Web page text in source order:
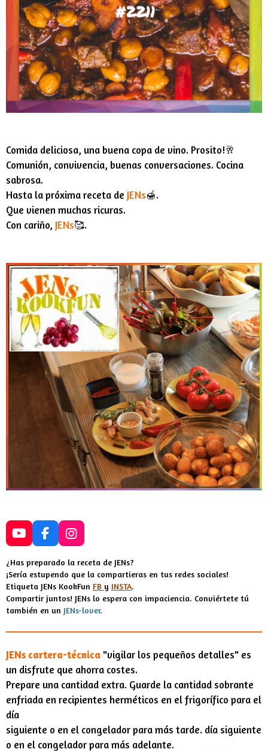
Comida deliciosa, una buena copa de vino. Prosito!🥂
Comunión, convivencia, buenas conversaciones. Cocina
sabrosa.
Hasta la próxima receta de JENs🍯.
Que vienen muchas ricuras.
Con cariño, JENs🥰.
Y
u
T
u
b
e
F
c
e
b
o
o
I
s
t
a
g
r
m
¿Has preparado la receta de JENs?
¡Sería estupendo que la compartieras en tus redes sociales!
Etiqueta JENs KookFun FB y INSTA.
Compartir juntos! JENs lo espera con impaciencia. Conviértete tú
también en un JENs-lover.
JENs cartera-técnica "vigilar los pequeños detalles" es
un disfrute que ahorra costes.
Prepare una cantidad extra. Guarde la cantidad sobrante
enfriada en recipientes herméticos en el frigorífico para el
día
siguiente o en el congelador para más tarde. día siguiente
o en el congelador para más adelante.